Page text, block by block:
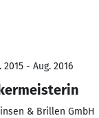
- Aug. 2016
& Brillen GmbH